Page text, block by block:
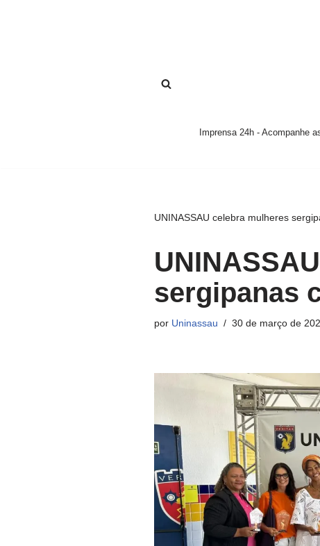
Imprensa 24h - Acompanhe
UNINASSAU celebra mulheres
sergipanas
por Uninassau 30 de março de